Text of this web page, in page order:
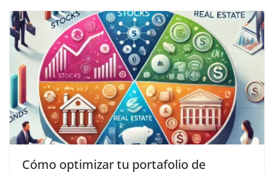
Cómo optimizar tu portafolio de